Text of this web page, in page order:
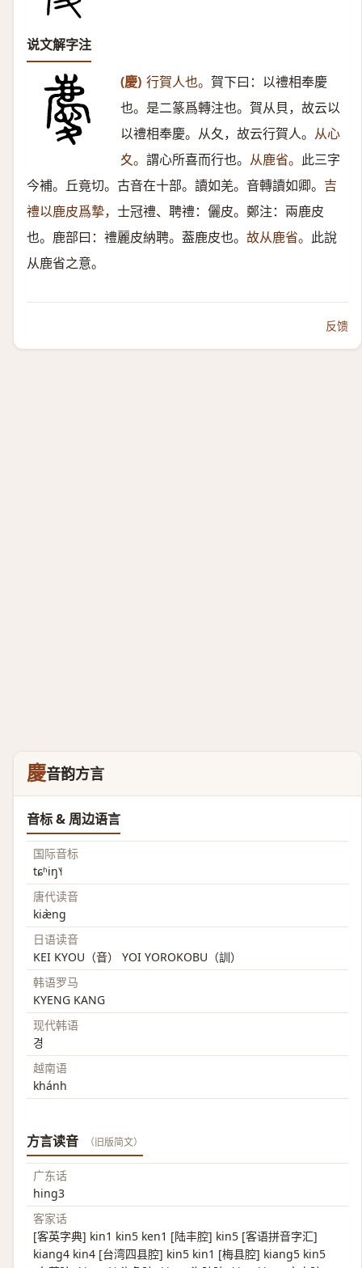
说文解字注
(慶) 行賀人也。 賀下曰：以禮相奉慶
也。是二篆爲轉注也。賀从貝，故云以
以禮相奉慶。从夂，故云行賀人。 从心
夊。 謂心所喜而行也。 从鹿省。 此三字
今補。丘竟切。古音在十部。讀如羌。音轉讀如卿。 吉
禮以鹿皮爲摯， 士冠禮、聘禮：儷皮。鄭注：兩鹿皮
也。鹿部曰：禮麗皮納聘。葢鹿皮也。 故从鹿省。 此說
从鹿省之意。
反馈
慶音韵方言
音标 & 周边语言
国际音标
tɕʰiŋ˥˧
唐代读音
kiæ̀ng
日语读音
KEI KYOU（音） YOI YOROKOBU（訓）
韩语罗马
KYENG KANG
现代韩语
경
越南语
khánh
方言读音 （旧版简文）
广东话
hing3
客家话
[客英字典] kin1 kin5 ken1 [陆丰腔] kin5 [客语拼音字汇]
kiang4 kin4 [台湾四县腔] kin5 kin1 [梅县腔] kiang5 kin5